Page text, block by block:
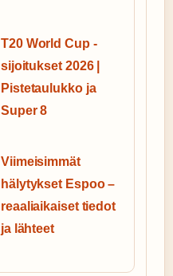
T20 World Cup -
sijoitukset 2026 |
Pistetaulukko ja
Super 8
Viimeisimmät
hälytykset Espoo –
reaaliaikaiset tiedot
ja lähteet